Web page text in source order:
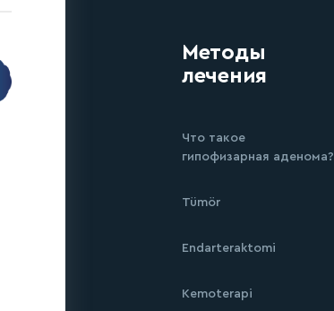
Методы
лечения
Что такое
гипофизарная аденома?
Tümör
Endarteraktomi
Kemoterapi